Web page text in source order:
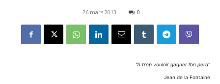
26 mars 2013 0
“A trop vouloir gagner l’on perd”
Jean de la Fontaine